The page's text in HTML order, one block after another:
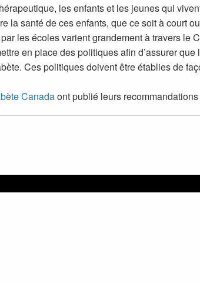
les enfants et les jeunes qui
la santé de ces enfants, que ce soit à court
les écoles varient grandement à travers
en place des politiques afin d’assurer
Ces politiques doivent être établies de
Canadaont publié leurs